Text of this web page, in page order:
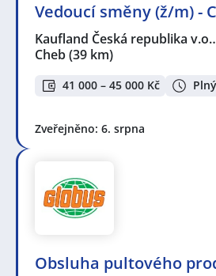
Vedoucí směny (ž/m) -
Kaufland Česká republika
Cheb(39 km)
41 000 – 45 000 Kč
Zveřejněno: 6. srpna
Obsluha pultového